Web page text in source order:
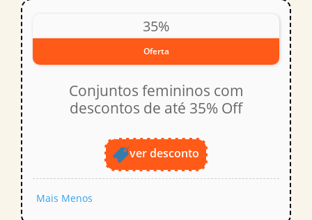
35%
Oferta
Conjuntos femininos com
descontos de até 35% Off
ver desconto
Mais Menos